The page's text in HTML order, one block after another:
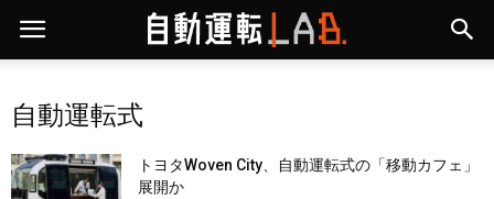
自動運転式
トヨタWoven City、自動運転式の「移動カフェ」
展開か